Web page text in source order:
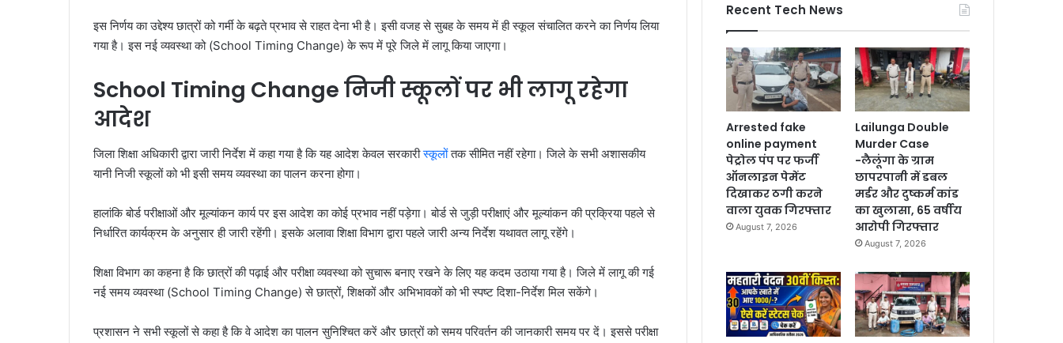
इस निर्णय का उद्देश्य छात्रों को गर्मी के बढ़ते प्रभाव से राहत देना भी है। इसी वजह से सुबह के समय में ही स्कूल संचालित करने का निर्णय लिया
गया है। इस नई व्यवस्था को (School Timing Change) के रूप में पूरे जिले में लागू किया जाएगा।
School Timing Change निजी स्कूलों पर भी लागू रहेगा
आदेश
जिला शिक्षा अधिकारी द्वारा जारी निर्देश में कहा गया है कि यह आदेश केवल सरकारीस्कूलोंतक सीमित नहीं रहेगा। जिले के सभी अशासकीय
यानी निजी स्कूलों को भी इसी समय व्यवस्था का पालन करना होगा।
हालांकि बोर्ड परीक्षाओं और मूल्यांकन कार्य पर इस आदेश का कोई प्रभाव नहीं पड़ेगा। बोर्ड से जुड़ी परीक्षाएं और मूल्यांकन की प्रक्रिया पहले से
निर्धारित कार्यक्रम के अनुसार ही जारी रहेंगी। इसके अलावा शिक्षा विभाग द्वारा पहले जारी अन्य निर्देश यथावत लागू रहेंगे।
शिक्षा विभाग का कहना है कि छात्रों की पढ़ाई और परीक्षा व्यवस्था को सुचारू बनाए रखने के लिए यह कदम उठाया गया है। जिले में लागू की गई
नई समय व्यवस्था (School Timing Change) से छात्रों, शिक्षकों और अभिभावकों को भी स्पष्ट दिशा-निर्देश मिल सकेंगे।
प्रशासन ने सभी स्कूलों से कहा है कि वे आदेश का पालन सुनिश्चित करें और छात्रों को समय परिवर्तन की जानकारी समय पर दें। इससे परीक्षा
Recent Tech News
Arrested fake
online payment
पेट्रोल पंप पर फर्जी
ऑनलाइन पेमेंट
दिखाकर ठगी करने
वाला युवक गिरफ्तार
August 7, 2026
Lailunga Double
Murder Case
-लैलूंगा के ग्राम
छापरपानी में डबल
मर्डर और दुष्कर्म कांड
का खुलासा, 65 वर्षीय
आरोपी गिरफ्तार
August 7, 2026